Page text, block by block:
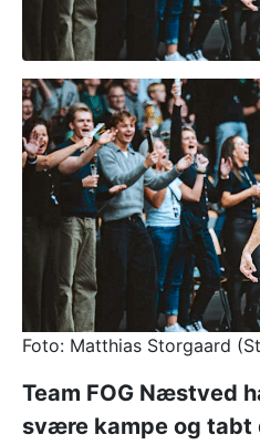
Foto: Matthias Storgaard
Team FOG Næstved
svære kampe og tabt